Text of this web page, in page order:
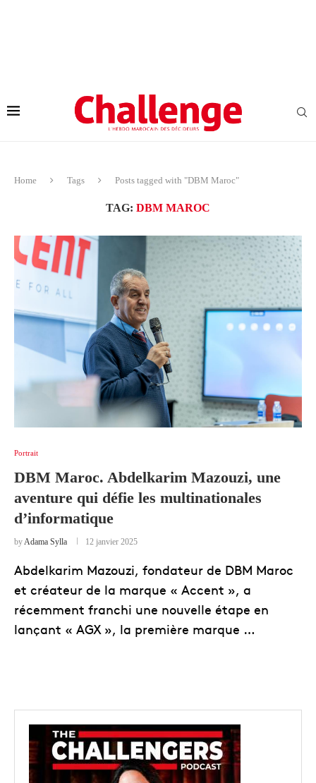
Home Tags Posts tagged with "DBM Maroc"
TAG: DBM MAROC
Portrait
DBM Maroc. Abdelkarim Mazouzi, une
aventure qui défie les multinationales
d’informatique
byAdama Sylla 12 janvier 2025
Abdelkarim Mazouzi, fondateur de DBM Maroc
et créateur de la marque « Accent », a
récemment franchi une nouvelle étape en
lançant « AGX », la première marque …